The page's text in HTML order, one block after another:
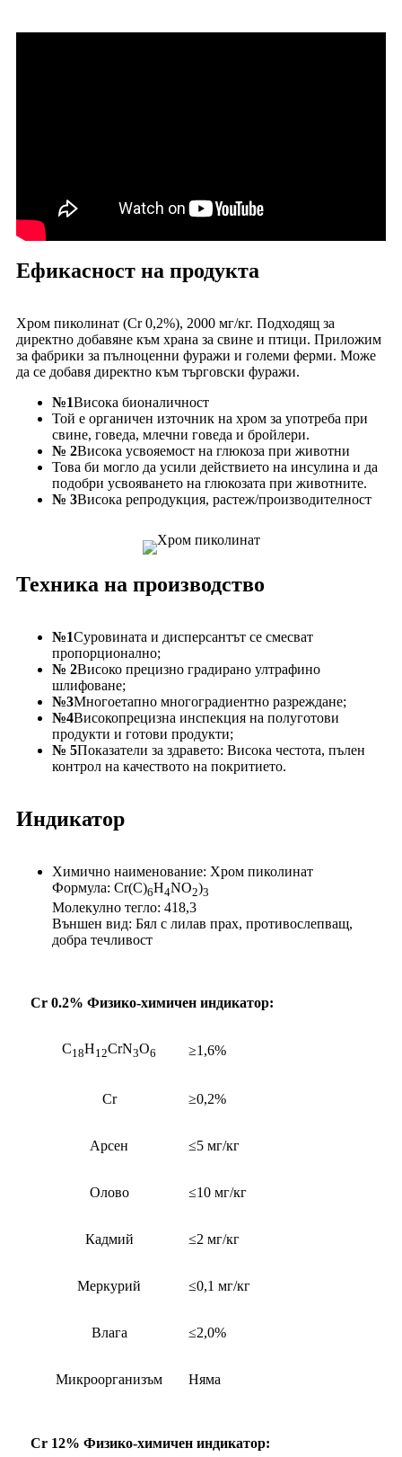
Ефикасност на продукта
Хром пиколинат (Cr 0,2%), 2000 мг/кг. Подходящ за
директно добавяне към храна за свине и птици. Приложим
за фабрики за пълноценни фуражи и големи ферми. Може
да се добавя директно към търговски фуражи.
№1Висока бионаличност
Той е органичен източник на хром за употреба при
свине, говеда, млечни говеда и бройлери.
№ 2Висока усвояемост на глюкоза при животни
Това би могло да усили действието на инсулина и да
подобри усвояването на глюкозата при животните.
№ 3Висока репродукция, растеж/производителност
Техника на производство
№1Суровината и дисперсантът се смесват
пропорционално;
№ 2Високо прецизно градирано ултрафино
шлифоване;
№3Многоетапно многоградиентно разреждане;
№4Високопрецизна инспекция на полуготови
продукти и готови продукти;
№ 5Показатели за здравето: Висока честота, пълен
контрол на качеството на покритието.
Индикатор
Химично наименование: Хром пиколинат
Формула: Cr(C)6H4NO2)3
Молекулно тегло: 418,3
Външен вид: Бял с лилав прах, противослепващ,
добра течливост
Cr 0.2% Физико-химичен индикатор:
C18H12CrN3O6 ≥1,6%
Cr ≥0,2%
Арсен ≤5 мг/кг
Олово ≤10 мг/кг
Кадмий ≤2 мг/кг
Меркурий ≤0,1 мг/кг
Влага ≤2,0%
Микроорганизъм Няма
Cr 12% Физико-химичен индикатор: